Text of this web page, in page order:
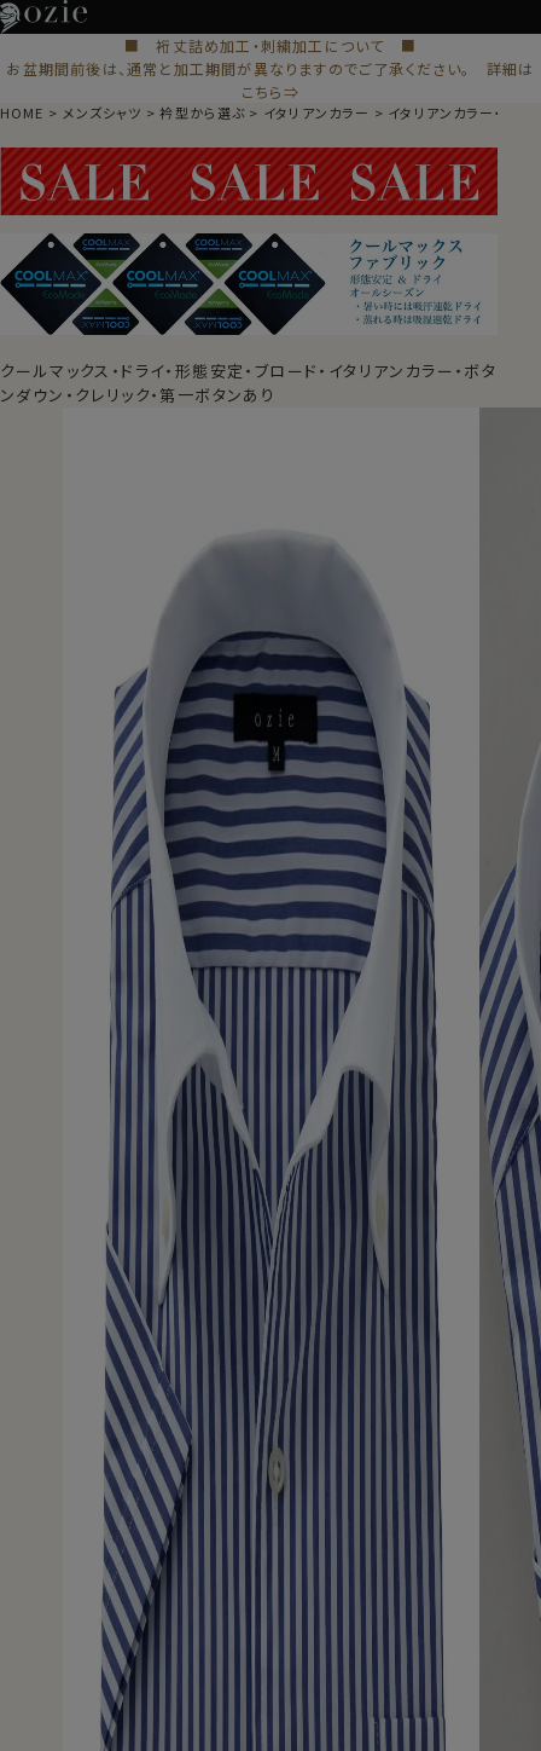
■ 裄丈詰め加工・刺繍加工について ■
お盆期間前後は、通常と加工期間が異なりますのでご了承ください。 詳細は
こちら⇒
HOME メンズシャツ 衿型から選ぶ イタリアンカラー イタリアンカラー・ボタ
クールマックス・ドライ・形態安定・ブロード・イタリアンカラー・ボタ
ンダウン・クレリック・第一ボタンあり